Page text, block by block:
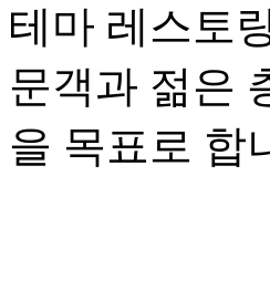
테마 레스토
문객과 젊은
을 목표로 합